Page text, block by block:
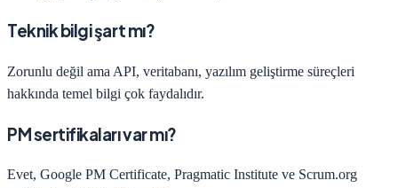
Teknik bilgi şart mı?
Zorunlu değil ama API, veritabanı, yazılım geliştirme süreçleri
hakkında temel bilgi çok faydalıdır.
PM sertifikaları var mı?
Evet, Google PM Certificate, Pragmatic Institute ve Scrum.org